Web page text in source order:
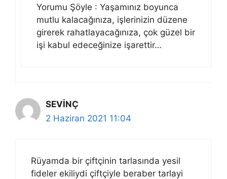
Yorumu Şöyle : Yaşamınız boyunca
mutlu kalacağınıza, işlerinizin düzene
girerek rahatlayacağınıza, çok güzel bir
işi kabul edeceğinize işarettir…
SEVİNÇ
2 Haziran 2021 11:04
Rüyamda bir çiftçinin tarlasında yesil
fideler ekiliydi çiftçiyle beraber tarlayi